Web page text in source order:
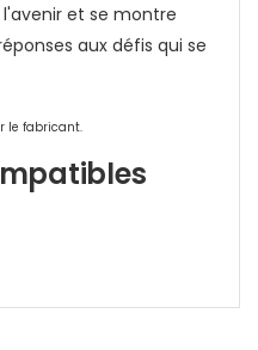
et se montre
aux défis qui se
le fabricant.